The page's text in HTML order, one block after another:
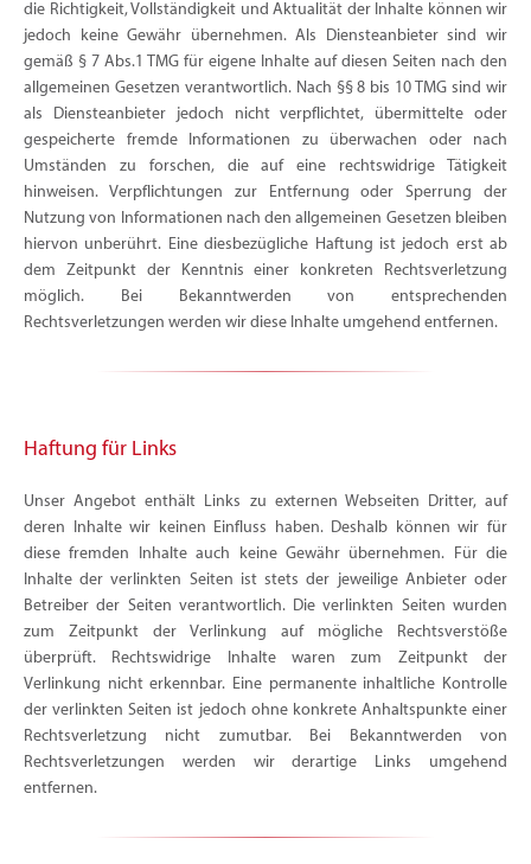
die Richtigkeit, Vollständigkeit und Aktualität der Inhalte können wir
jedoch keine Gewähr übernehmen. Als Diensteanbieter sind wir
gemäß § 7 Abs.1 TMG für eigene Inhalte auf diesen Seiten nach den
allgemeinen Gesetzen verantwortlich. Nach §§ 8 bis 10 TMG sind wir
als Diensteanbieter jedoch nicht verpflichtet, übermittelte oder
gespeicherte fremde Informationen zu überwachen oder nach
Umständen zu forschen, die auf eine rechtswidrige Tätigkeit
hinweisen. Verpflichtungen zur Entfernung oder Sperrung der
Nutzung von Informationen nach den allgemeinen Gesetzen bleiben
hiervon unberührt. Eine diesbezügliche Haftung ist jedoch erst ab
dem Zeitpunkt der Kenntnis einer konkreten Rechtsverletzung
möglich. Bei Bekanntwerden von entsprechenden
Rechtsverletzungen werden wir diese Inhalte umgehend entfernen.
Haftung für Links
Unser Angebot enthält Links zu externen Webseiten Dritter, auf
deren Inhalte wir keinen Einfluss haben. Deshalb können wir für
diese fremden Inhalte auch keine Gewähr übernehmen. Für die
Inhalte der verlinkten Seiten ist stets der jeweilige Anbieter oder
Betreiber der Seiten verantwortlich. Die verlinkten Seiten wurden
zum Zeitpunkt der Verlinkung auf mögliche Rechtsverstöße
überprüft. Rechtswidrige Inhalte waren zum Zeitpunkt der
Verlinkung nicht erkennbar. Eine permanente inhaltliche Kontrolle
der verlinkten Seiten ist jedoch ohne konkrete Anhaltspunkte einer
Rechtsverletzung nicht zumutbar. Bei Bekanntwerden von
Rechtsverletzungen werden wir derartige Links umgehend
entfernen.